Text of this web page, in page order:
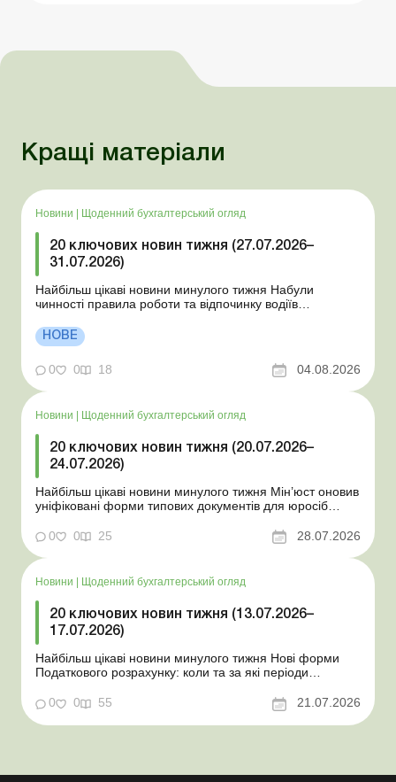
Кращі матеріали
Новини | Щоденний бухгалтерський огляд
20 ключових новин тижня (27.07.2026–
31.07.2026)
Найбільш цікаві новини минулого тижня Набули
чинності правила роботи та відпочинку водіїв
стан Для сільгосппідприємств і ФОП запроваджено нові
одноразові статистичні форми З 2 серпня змінюється
порядок зарахування окремих періодів роботи до стр...
НОВЕ
0 0 18 04.08.2026
Новини Щоденний бухгалтерський огляд
20 ключових новин тижня (20.07.2026–
24.07.2026)
Найбільш цікаві новини минулого тижня Мін’юст оновив
уніфіковані форми типових документів для юросіб
координаційного центру з організації бронювання У
працівника виявлено статус «у розшуку»: що потрібно
0 0 25 28.07.2026
Новини Щоденний бухгалтерський огляд
20 ключових новин тижня (13.07.2026–
17.07.2026)
Найбільш цікаві новини минулого тижня Нові форми
Податкового розрахунку: коли та за які періоди
відстрочки від призову під час мобілізації удосконалено
Кабмін утворив Координаційний центр з організації
бронювання військовозобов’язаних Верховна ...
0 0 55 21.07.2026